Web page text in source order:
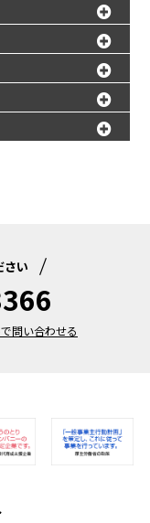
さい
問い合わせる